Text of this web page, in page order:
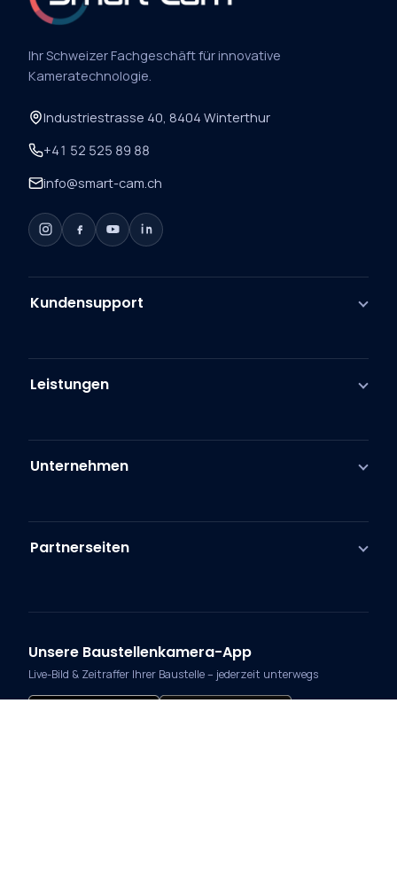
Ihr Schweizer Fachgeschäft für innovative
Kameratechnologie.
Industriestrasse 40, 8404 Winterthur
+41 52 525 89 88
info@smart-cam.ch
Kundensupport
Leistungen
Unternehmen
Partnerseiten
Unsere Baustellenkamera-App
Live-Bild & Zeitraffer Ihrer Baustelle – jederzeit unterwegs